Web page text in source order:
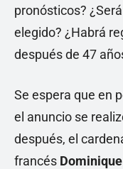
pronósticos?
elegido? ¿Habrá
después de 47
Se espera que en
el anuncio se
después, el
francés